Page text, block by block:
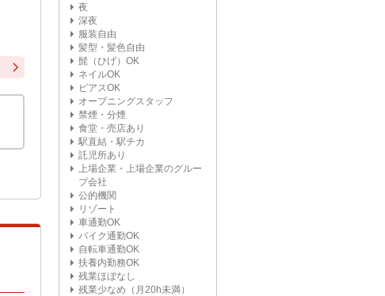
夜
深夜
服装自由
髪型・髪色自由
髭（ひげ）OK
ネイルOK
ピアスOK
オープニングスタッフ
禁煙・分煙
食堂・売店あり
駅直結・駅チカ
託児所あり
上場企業・上場企業のグルー
プ会社
公的機関
リゾート
車通勤OK
バイク通勤OK
自転車通勤OK
扶養内勤務OK
残業ほぼなし
残業少なめ（月20h未満）